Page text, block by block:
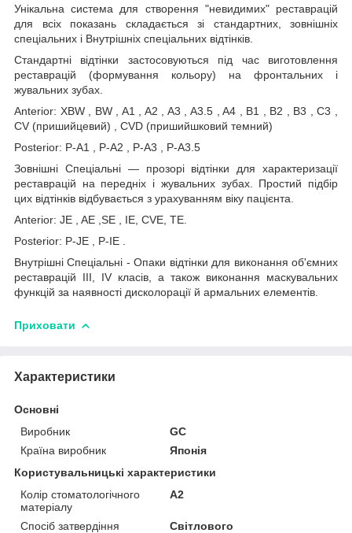
Унікальна система для створення "невидимих" реставрацій
для всіх показань складається зі стандартних, зовнішніх
спеціальних і Внутрішніх спеціальних відтінків.
Стандартні відтінки застосовуються під час виготовлення
реставрацій (формування кольору) на фронтальних і
жувальних зубах.
Anterior: XBW , BW , A1 , A2 , A3 , A3.5 , A4 , B1 , B2 , B3 , C3 ,
CV (пришийцевий) , CVD (пришийшковий темний)
Posterior: P-A1 , P-A2 , P-A3 , P-A3.5
Зовнішні Спеціальні — прозорі відтінки для характеризації
реставрацій на передніх і жувальних зубах. Простий підбір
цих відтінків відбувається з урахуванням віку пацієнта.
Anterior: JE , AE ,SE , IE, CVE, TE.
Posterior: P-JE , P-IE .
Внутрішні Спеціальні - Опаки відтінки для виконання об'ємних
реставрацій III, IV класів, а також виконання маскувальних
функцій за наявності дисколорації й армальних елементів.
Приховати
Характеристики
Основні
Виробник
GС
Країна виробник
Японія
Користувальницькі характеристики
Колір стоматологічного
матеріалу
A2
Спосіб затвердіння
Світлового